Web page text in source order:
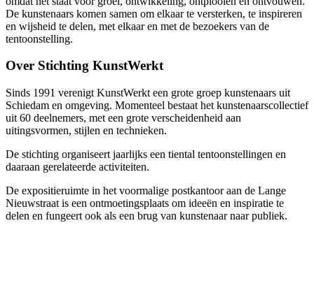
De kunstenaars komen samen om elkaar te versterken, te inspireren
en wijsheid te delen, met elkaar en met de bezoekers van de
tentoonstelling.
Over Stichting KunstWerkt
Sinds 1991 verenigt KunstWerkt een grote groep kunstenaars uit
Schiedam en omgeving. Momenteel bestaat het kunstenaarscollectief
uit 60 deelnemers, met een grote verscheidenheid aan
uitingsvormen, stijlen en technieken.
De stichting organiseert jaarlijks een tiental tentoonstellingen en
daaraan gerelateerde activiteiten.
De expositieruimte in het voormalige postkantoor aan de Lange
Nieuwstraat is een ontmoetingsplaats om ideeën en inspiratie te
delen en fungeert ook als een brug van kunstenaar naar publiek.